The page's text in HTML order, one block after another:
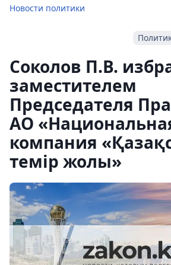
Новости политики
Соколов П.В.
заместителем
Председателя
АО
компания
темір жолы»